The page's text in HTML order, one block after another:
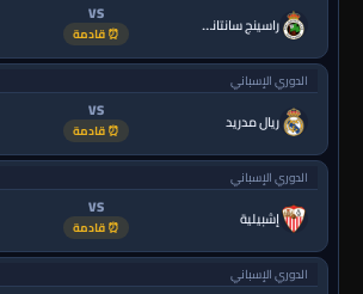
راسينج سانتاندير VS
⏰ قادمة
الدوري الإسباني
ريال مدريد VS
⏰ قادمة
الدوري الإسباني
إشبيلية VS
⏰ قادمة
الدوري الإسباني